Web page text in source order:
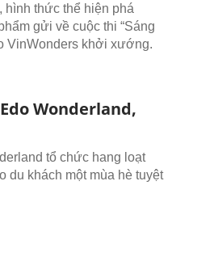
hình thức thể hiện phá
gửi về cuộc thi “Sáng
VinWonders khởi xướng.
Wonderland,
tổ chức hang loạt
du khách một mùa hè tuyệt